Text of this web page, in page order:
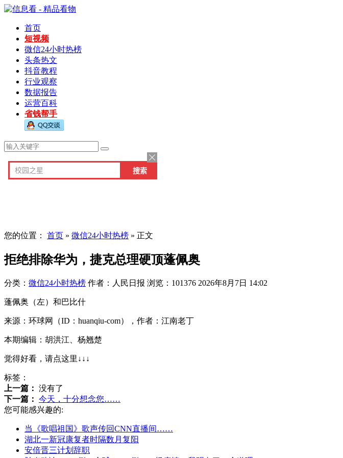
首页
短视频
微信24小时热榜
头条热文
抖音教程
行业观察
数据报告
运营百科
省钱帮手
您的位置： 首页 » 微信24小时热榜 » 正文
拒绝排除华为，捷克总理硬顶蓬佩奥
分类： 微信24小时热榜 作者：人民日报 浏览：101376 2026年8月7日 14:02
蓬佩奥（左）和巴比什
来源：环球网（ID：huanqiu-com），作者：江南老丁
本期编辑：胡洪江、杨翘楚
觉得好看，请点这里↓↓↓
标签：
上一篇： 没有了
下一篇： 今天，十分想念您……
您可能感兴趣的:
当《歌唱祖国》歌声传回CNN直播间……
湖北一新冠康复者时隔数月复阳
安倍晋三计划辞职